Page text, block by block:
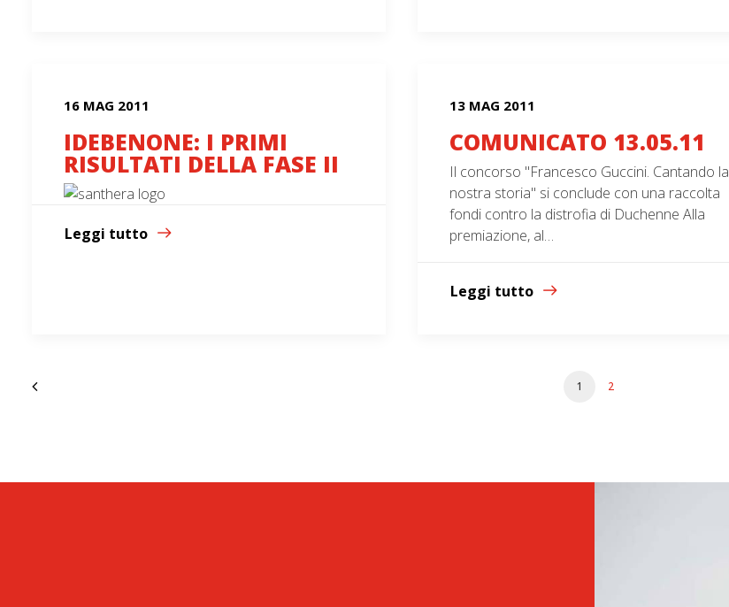
16 MAG 2011
IDEBENONE: I PRIMI
RISULTATI DELLA FASE II
Leggi tutto
13 MAG 2011
COMUNICATO 13.05.11
Il concorso "Francesco Guccini. Cantando la
nostra storia" si conclude con una raccolta
fondi contro la distrofia di Duchenne Alla
premiazione, al…
Leggi tutto
1 2